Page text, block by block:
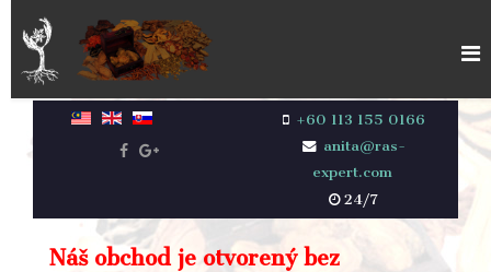
+60 113 155 0166
anita@ras-
expert.com
24/7
Náš obchod je otvorený bez